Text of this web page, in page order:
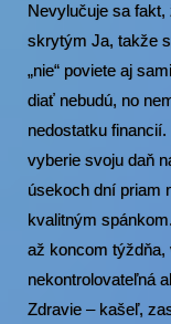
Nevylučuje sa
skrytým Ja, takže
„nie“ poviete aj
diať nebudú, no
nedostatku
vyberie svoju daň
úsekoch dní priam
kvalitným
až koncom týždňa,
nekontrolovateľná
Zdravie – kašeľ,